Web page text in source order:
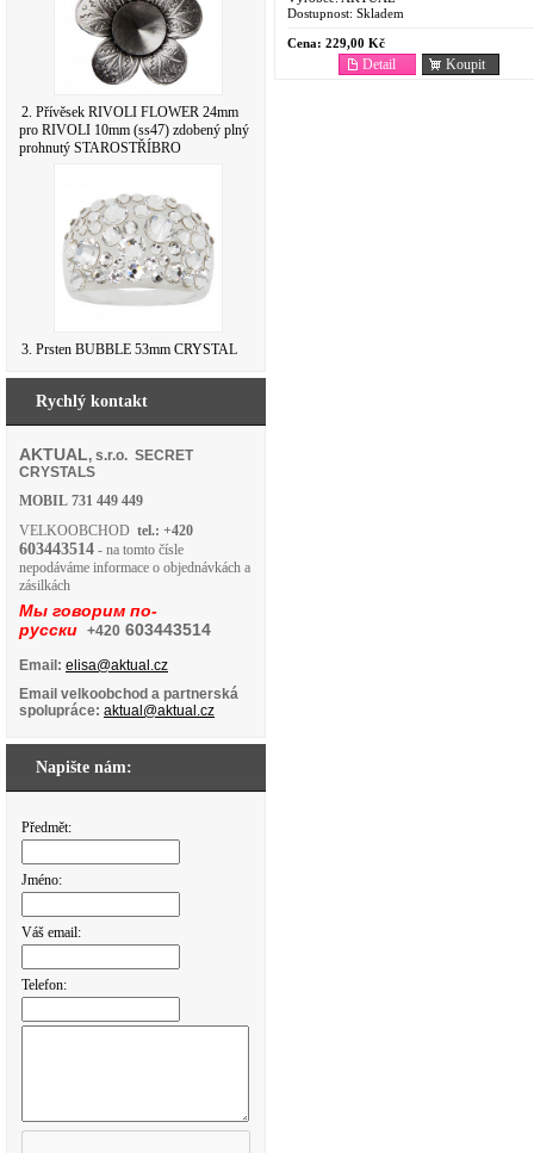
2. Přívěsek RIVOLI FLOWER 24mm
pro RIVOLI 10mm (ss47) zdobený plný
prohnutý STAROSTŘÍBRO
3. Prsten BUBBLE 53mm CRYSTAL
Rychlý kontakt
AKTUAL, s.r.o. SECRET
CRYSTALS
MOBIL 731 449 449
VELKOOBCHOD tel.: +420
603443514 - na tomto čísle
nepodáváme informace o objednávkách a
zásilkách
Мы говорим по-
русски +420 603443514
Email: elisa@aktual.cz
Email velkoobchod a partnerská
spolupráce: aktual@aktual.cz
Napište nám:
Předmět:
Jméno:
Váš email:
Telefon:
Dostupnost: Skladem
Cena: 229,00 Kč
Koupit
Detail